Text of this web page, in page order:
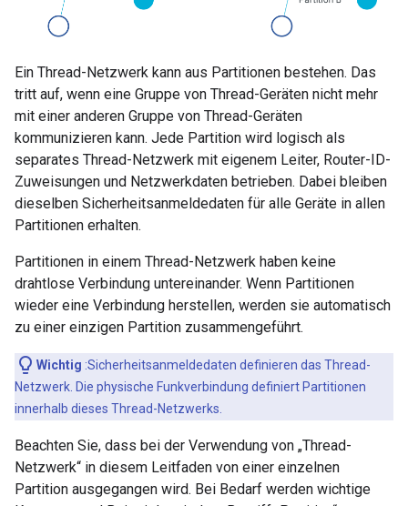
Ein Thread-Netzwerk kann aus Partitionen bestehen. Das
tritt auf, wenn eine Gruppe von Thread-Geräten nicht mehr
mit einer anderen Gruppe von Thread-Geräten
kommunizieren kann. Jede Partition wird logisch als
separates Thread-Netzwerk mit eigenem Leiter, Router-ID-
Zuweisungen und Netzwerkdaten betrieben. Dabei bleiben
dieselben Sicherheitsanmeldedaten für alle Geräte in allen
Partitionen erhalten.
Partitionen in einem Thread-Netzwerk haben keine
drahtlose Verbindung untereinander. Wenn Partitionen
wieder eine Verbindung herstellen, werden sie automatisch
zu einer einzigen Partition zusammengeführt.
Wichtig :Sicherheitsanmeldedaten definieren das Thread-
Netzwerk. Die physische Funkverbindung definiert Partitionen
innerhalb dieses Thread-Netzwerks.
Beachten Sie, dass bei der Verwendung von „Thread-
Netzwerk“ in diesem Leitfaden von einer einzelnen
Partition ausgegangen wird. Bei Bedarf werden wichtige